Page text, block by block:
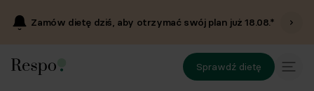
Zamów dietę dziś, aby otrzymać swój plan już18.08.*
Sprawdź dietę